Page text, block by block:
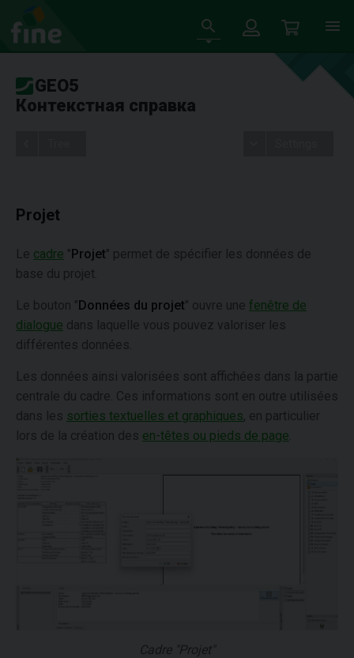
GEO5
Контекстная справка
Projet
Le cadre "Projet" permet de spécifier les données de
base du projet.
Le bouton "Données du projet" ouvre une fenêtre de
dialogue dans laquelle vous pouvez valoriser les
différentes données.
Les données ainsi valorisées sont affichées dans la partie
centrale du cadre. Ces informations sont en outre utilisées
dans les sorties textuelles et graphiques, en particulier
lors de la création des en-têtes ou pieds de page
Cadre "Projet"